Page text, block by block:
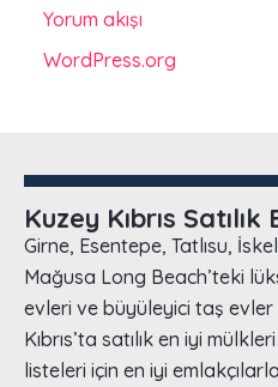
Yorum akışı
WordPress.org
Kuzey Kıbrıs Satılık
Girne, Esentepe, Tatlısu,
Mağusa Long Beach’teki
evleri ve büyüleyici taş
Kıbrıs’ta satılık en iyi
listeleri için en iyi